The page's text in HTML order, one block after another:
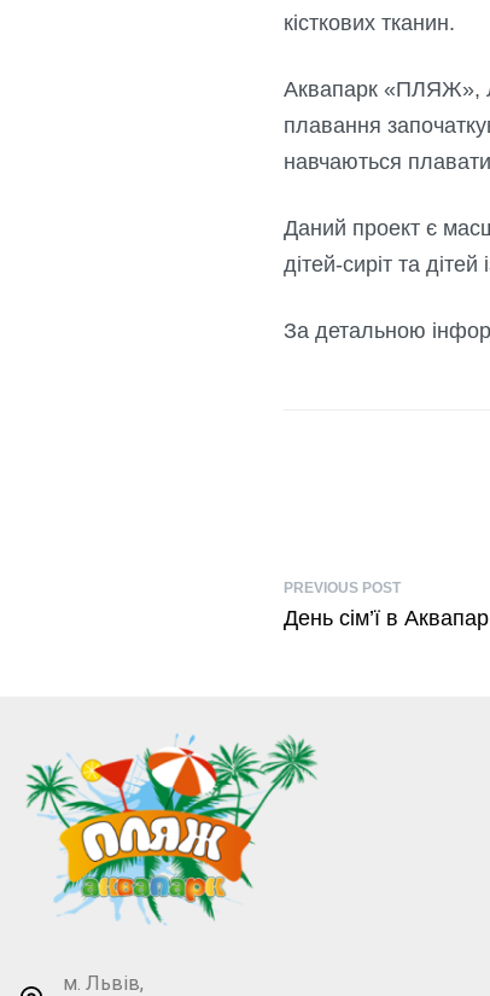
кісткових тканин.
Аквапарк «ПЛЯЖ»,
плавання
навчаються
Даний проект є
дітей-сиріт та
За детальною
PREVIOUS POST
День сім’ї в
м. Львів,